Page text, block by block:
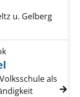
u. Gelberg
als